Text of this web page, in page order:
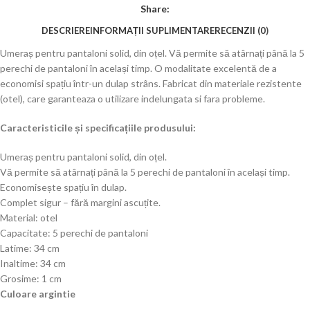
Share:
DESCRIEREINFORMAȚII SUPLIMENTARERECENZII (0)
Umeraș pentru pantaloni solid, din oțel. Vă permite să atârnați până la 5
perechi de pantaloni în același timp. O modalitate excelentă de a
economisi spațiu într-un dulap strâns. Fabricat din materiale rezistente
(otel), care garanteaza o utilizare indelungata si fara probleme.
Caracteristicile și specificațiile produsului:
Umeraș pentru pantaloni solid, din oțel.
Vă permite să atârnați până la 5 perechi de pantaloni în același timp.
Economisește spațiu în dulap.
Complet sigur – fără margini ascuțite.
Material: otel
Capacitate: 5 perechi de pantaloni
Latime: 34 cm
Inaltime: 34 cm
Grosime: 1 cm
Culoare argintie